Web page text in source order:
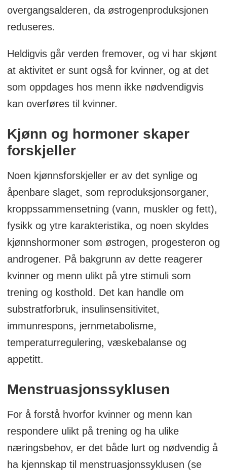
overgangsalderen, da østrogenproduksjonen
reduseres.
Heldigvis går verden fremover, og vi har skjønt
at aktivitet er sunt også for kvinner, og at det
som oppdages hos menn ikke nødvendigvis
kan overføres til kvinner.
Kjønn og hormoner skaper
forskjeller
Noen kjønnsforskjeller er av det synlige og
åpenbare slaget, som reproduksjonsorganer,
kroppssammensetning (vann, muskler og fett),
fysikk og ytre karakteristika, og noen skyldes
kjønnshormoner som østrogen, progesteron og
androgener. På bakgrunn av dette reagerer
kvinner og menn ulikt på ytre stimuli som
trening og kosthold. Det kan handle om
substratforbruk, insulinsensitivitet,
immunrespons, jernmetabolisme,
temperaturregulering, væskebalanse og
appetitt.
Menstruasjonssyklusen
For å forstå hvorfor kvinner og menn kan
respondere ulikt på trening og ha ulike
næringsbehov, er det både lurt og nødvendig å
ha kjennskap til menstruasjonssyklusen (se